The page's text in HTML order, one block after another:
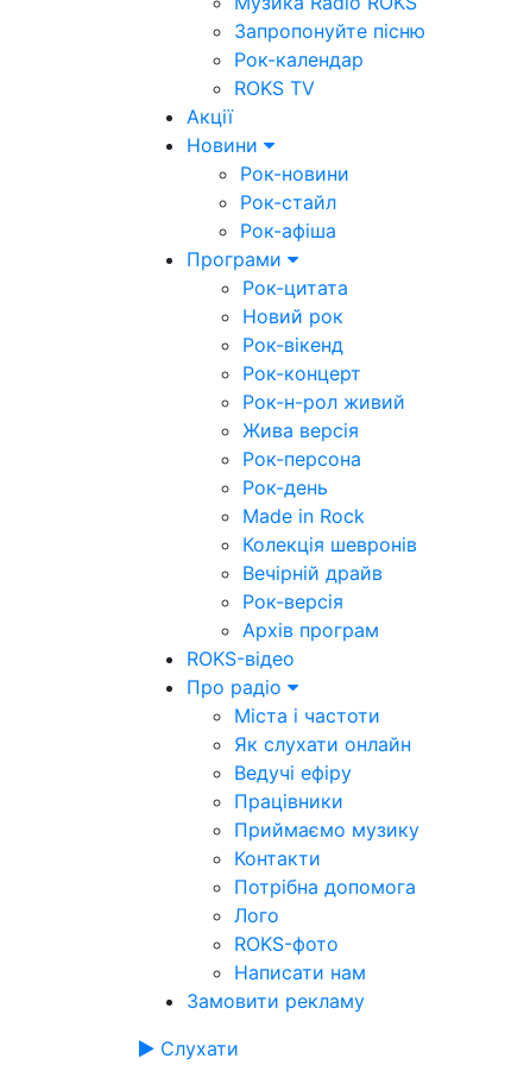
Запропонуйте пісню
Рок-календар
ROKS TV
Акції
Новини
Рок-новини
Рок-стайл
Рок-афіша
Програми
Рок-цитата
Новий рок
Рок-вікенд
Рок-концерт
Рок-н-рол живий
Жива версія
Рок-персона
Рок-день
Made in Rock
Колекція шевронів
Вечірній драйв
Рок-версія
Архів програм
ROKS-відео
Про радіо
Міста і частоти
Як слухати онлайн
Ведучі ефіру
Працівники
Приймаємо музику
Контакти
Потрібна допомога
Лого
ROKS-фото
Написати нам
Замовити рекламу
Слухати